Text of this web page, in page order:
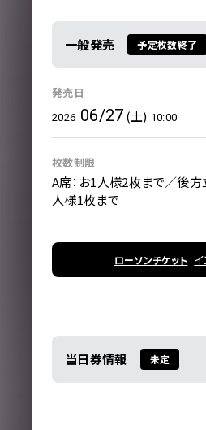
一般発売 予定枚数終了
発売日
2026 06/27(土) 10:00
枚数制限
A席：お1人様2枚まで／後
人様1枚まで
ローソンチケット
当日券情報 未定